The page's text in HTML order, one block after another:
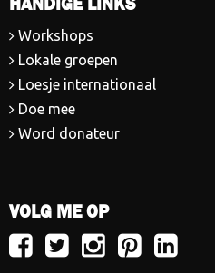
Workshops
Lokale groepen
Loesje internationaal
Doe mee
Word donateur
VOLG ME OP
VolgVolgVolgVolgVolg